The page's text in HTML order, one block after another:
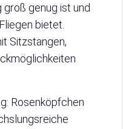
groß genug ist und
bietet.
Sitzstangen,
Rosenköpfchen